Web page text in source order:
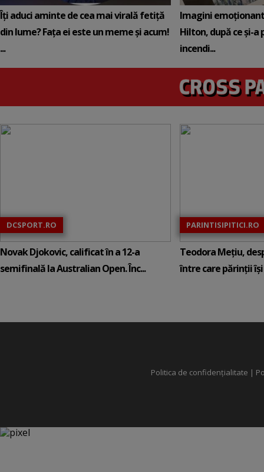
Îți aduci aminte de cea mai virală fetiță
din lume? Fața ei este un meme și acum!
...
Imagini
Hilton, după ce și-a
incendi...
DCSPORT.RO
Novak Djokovic, calificat în a 12-a
semifinală la Australian Open. Înc...
PARINTISIPITICI.RO
Teodora Mețiu,
între care părinții își
Politica de confidențialitate |